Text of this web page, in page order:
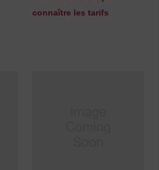
connaître les tarifs